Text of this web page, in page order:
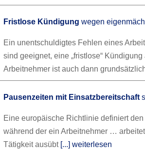
Fristlose Kündigung wegen
Ein unentschuldigtes Fehlen eines
sind geeignet, eine „fristlose“
Arbeitnehmer ist auch dann
Pausenzeiten mit Einsatzbereitschaft
Eine europäische Richtlinie definiert den
während der ein Arbeitnehmer …
Tätigkeit ausübt [...] weiterlesen